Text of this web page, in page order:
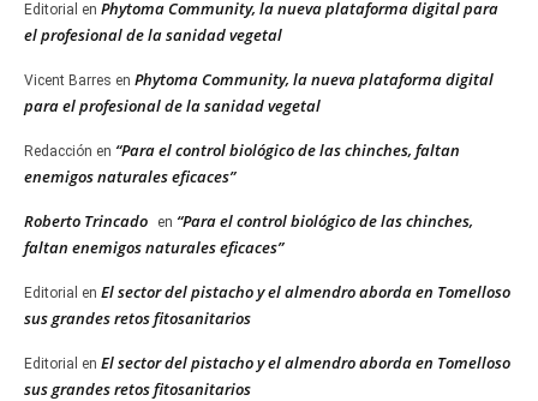
Editorial en Phytoma Community, la nueva plataforma digital para
el profesional de la sanidad vegetal
Vicent Barres en Phytoma Community, la nueva plataforma digital
para el profesional de la sanidad vegetal
Redacción en “Para el control biológico de las chinches, faltan
enemigos naturales eficaces”
Roberto Trincado en “Para el control biológico de las chinches,
faltan enemigos naturales eficaces”
Editorial en El sector del pistacho y el almendro aborda en Tomelloso
sus grandes retos fitosanitarios
Editorial en El sector del pistacho y el almendro aborda en Tomelloso
sus grandes retos fitosanitarios